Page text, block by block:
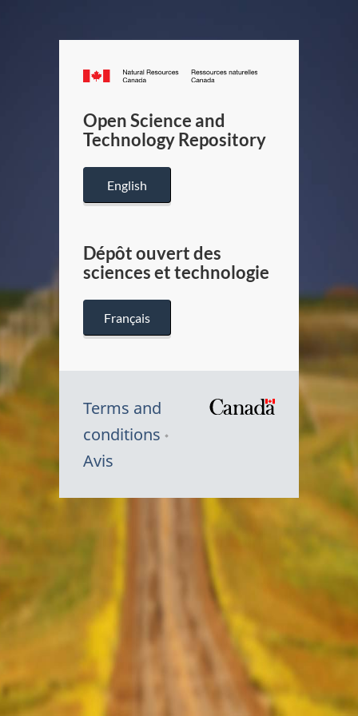
Canada.ca
/
Canada
Open Science and
Technology Repository
English
Dépôt ouvert des
sciences et technologie
Français
Terms and
conditions
Avis
Symbole
Canada